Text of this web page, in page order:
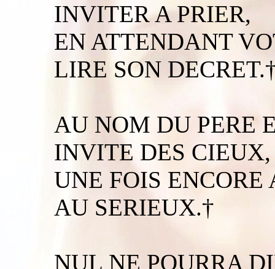
INVITER A PRIER,
EN ATTENDANT
LIRE SON
AU NOM DU PERE
INVITE DES CIEUX,
UNE FOIS ENCORE
AU SERIEUX.†
NUL NE POURRA